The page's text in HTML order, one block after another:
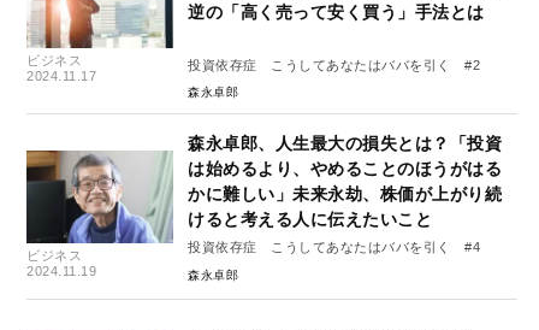
ビジネス
2024.11.17
逆の「高く売って安く買う」手法とは
投資依存症 こうしてあなたはババを引く #2
森永卓郎
ビジネス
2024.11.19
森永卓郎、人生最大の損失とは？「投資
は始めるより、やめることのほうがはる
かに難しい」未来永劫、株価が上がり続
けると考える人に伝えたいこと
投資依存症 こうしてあなたはババを引く #4
森永卓郎